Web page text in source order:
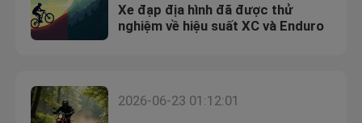
Xe đạp địa hình đã được thử
nghiệm về hiệu suất XC và Enduro
2026-06-23 01:12:01